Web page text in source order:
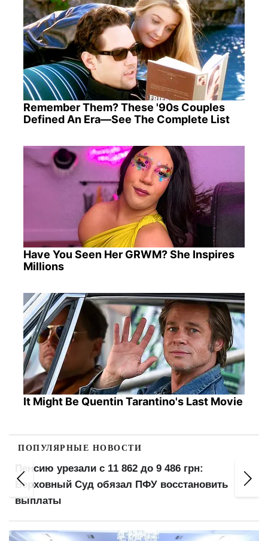
Remember Them? These '90s Couples
Defined An Era—See The Complete List
Have You Seen Her GRWM? She Inspires
Millions
It Might Be Quentin Tarantino's Last Movie
ПОПУЛЯРНЫЕ НОВОСТИ
5 лет тюрьмы несмотря на бронирование: суд
вынес приговор за уклонение от мобилизации